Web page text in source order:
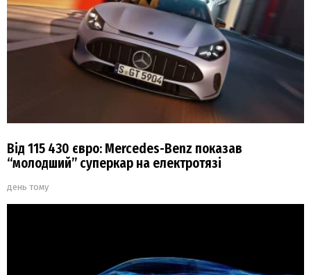
Від 115 430 євро: Mercedes-Benz показав
“молодший” суперкар на електротязі
день тому